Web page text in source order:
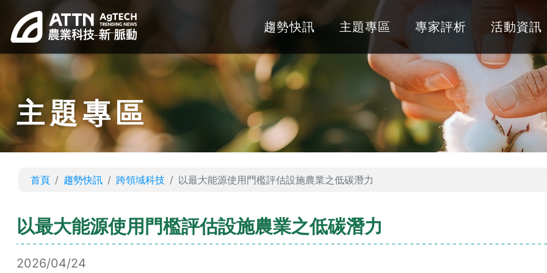
趨勢快訊 主題專區 專家評析 活動資訊
主題專區
首頁 趨勢快訊 跨領域科技 以最大能源使用門檻評估設施農業之低碳潛力
以最大能源使用門檻評估設施農業之低碳潛力
2026/04/24